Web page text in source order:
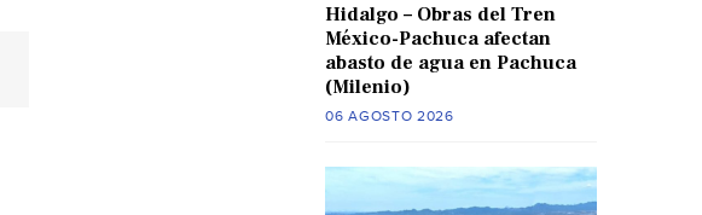
Hidalgo – Obras del Tren
México-Pachuca afectan
abasto de agua en Pachuca
(Milenio)
06 AGOSTO 2026